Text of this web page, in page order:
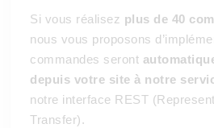
Si vous réalisez plus de 40
nous vous proposons
commandes seront
depuis votre site à notre
notre interface REST
Transfer).